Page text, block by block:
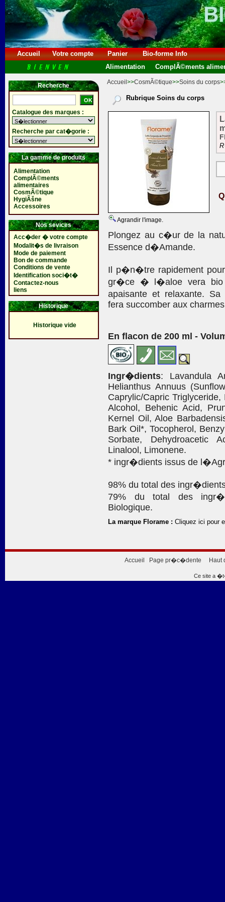
Accueil Votre compte Panier
Bio-forme Info
Alimentation
ComplÃ©ments
Recherche
Catalogue des marques :
Recherche par cat�gorie :
La gamme de produits
Alimentation
ComplÃ©ments
alimentaires
CosmÃ©tique
HygiÃšne
Accessoires
Nos sevices
Acc�der � votre compte
Modalit�s de livraison
Mode de paiement
Bon de commande
Conditions de vente
Identification soci�t�
Contactez-nous
liens
Historique
Historique vide
Accueil >>CosmÃ©tique>>Soins du corps
Rubrique Soins du corps
Agrandir l'image.
Plongez au c�ur de la
Essence d�Amande.
Il p�n�tre rapidement
gr�ce � l�aloe vera bio
apaisante et relaxante.
fera succomber aux
En flacon de 200 ml -
Ingr�dients: Lavandula
Helianthus Annuus
Caprylic/Capric
Alcohol, Behenic Acid,
Kernel Oil, Aloe
Bark Oil*, Tocopherol,
Sorbate, Dehydroacetic
Linalool, Limonene.
* ingr�dients issus de
98% du total des
79% du total des
Biologique.
La marque Florame : Cliquez ici pour
Accueil Page pr�c�dente Haut
Ce site a